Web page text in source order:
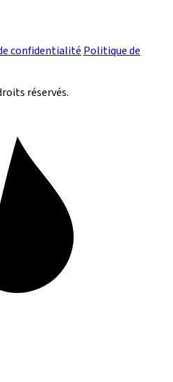
confidentialité Politique de
réservés.